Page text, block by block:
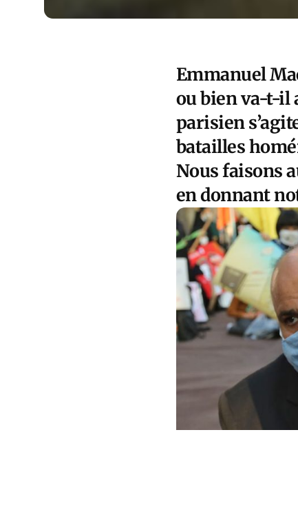
Emmanuel
ou bien va-t-il
parisien
batailles
Nous faisons
en donnant